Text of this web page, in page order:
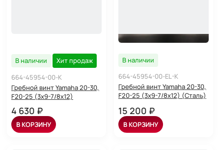
В наличии
Хит продаж
664-45954-00-K
Гребной винт Yamaha 20-30,
F20-25 (3x9-7/8x12)
4 630 ₽
В КОРЗИНУ
В наличии
664-45954-00-EL-K
Гребной винт Yamaha 20-30,
F20-25 (3x9-7/8x12) (Сталь)
15 200 ₽
В КОРЗИНУ